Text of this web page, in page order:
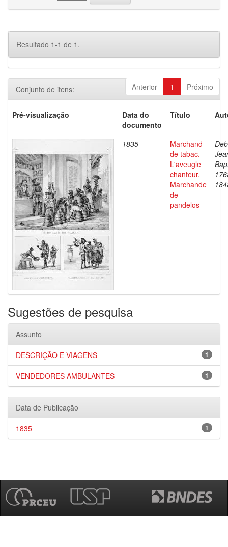
Resultado 1-1 de 1.
Anterior 1 Próximo
Conjunto de itens:
Pré-visualização
Data do
documento
Título
1835
Marchand
de tabac.
L'aveugle
chanteur.
Marchande
de
pandelos
Sugestões de pesquisa
Assunto
1
DESCRIÇÃO E VIAGENS
1
VENDEDORES AMBULANTES
Data de Publicação
1
1835